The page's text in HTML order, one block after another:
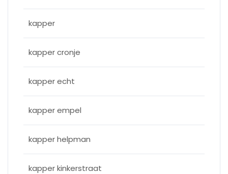
kapper
kapper cronje
kapper echt
kapper empel
kapper helpman
kapper kinkerstraat